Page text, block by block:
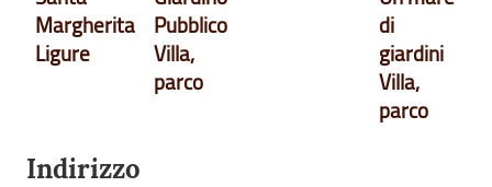
Margherita
Ligure
Pubblico
Villa,
parco
di
giardini
Villa,
parco
Indirizzo